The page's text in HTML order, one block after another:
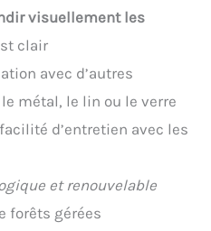
visuellement les
clair
avec d’autres
métal, le lin ou le verre
d’entretien avec les
et renouvelable
forêts gérées